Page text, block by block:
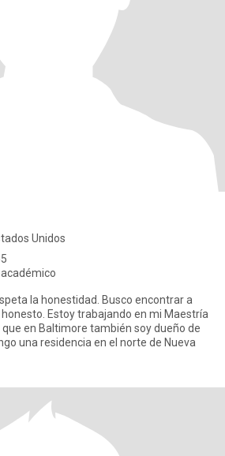
Unidos
la honestidad. Busco encontrar a
Estoy trabajando en mi Maestría
en Baltimore también soy dueño de
una residencia en el norte de Nueva